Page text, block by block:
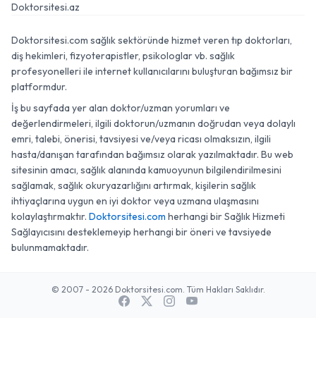
Doktorsitesi.az
Doktorsitesi.com sağlık sektöründe hizmet veren tıp doktorları,
diş hekimleri, fizyoterapistler, psikologlar vb. sağlık
profesyonelleri ile internet kullanıcılarını buluşturan bağımsız bir
platformdur.
İş bu sayfada yer alan doktor/uzman yorumları ve
değerlendirmeleri, ilgili doktorun/uzmanın doğrudan veya dolaylı
emri, talebi, önerisi, tavsiyesi ve/veya ricası olmaksızın, ilgili
hasta/danışan tarafından bağımsız olarak yazılmaktadır. Bu web
sitesinin amacı, sağlık alanında kamuoyunun bilgilendirilmesini
sağlamak, sağlık okuryazarlığını artırmak, kişilerin sağlık
ihtiyaçlarına uygun en iyi doktor veya uzmana ulaşmasını
kolaylaştırmaktır. Doktorsitesi.com herhangi bir Sağlık Hizmeti
Sağlayıcısını desteklemeyip herhangi bir öneri ve tavsiyede
bulunmamaktadır.
© 2007 - 2026 Doktorsitesi.com. Tüm Hakları Saklıdır.